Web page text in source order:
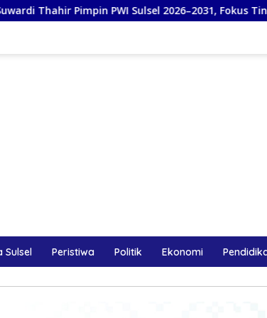
PWI Sulsel 2026–2031, Fokus Tingkatkan UKW
Sulsel Peristiwa Politik Ekonomi